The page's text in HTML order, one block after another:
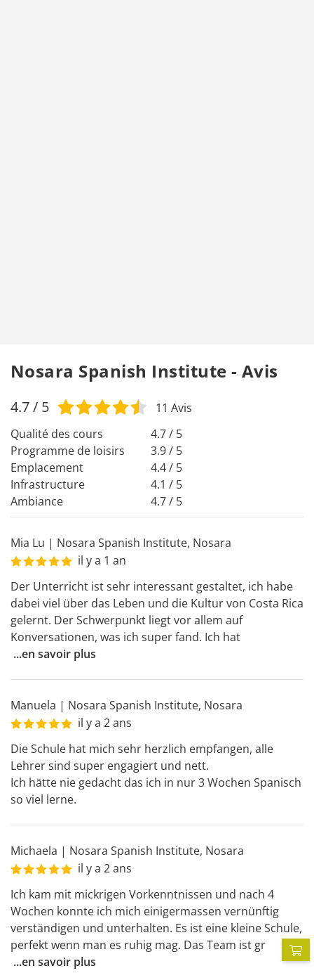
Nosara Spanish Institute - Avis
4.7/ 5 11 Avis
Qualité des cours
4.7 / 5
Programme de loisirs
3.9 / 5
Emplacement
4.4 / 5
Infrastructure
4.1 / 5
Ambiance
4.7 / 5
Mia Lu | Nosara Spanish Institute, Nosara
il y a 1 an
Der Unterricht ist sehr interessant gestaltet, ich habe
dabei viel über das Leben und die Kultur von Costa Rica
gelernt. Der Schwerpunkt liegt vor allem auf
Konversationen, was ich super fand. Ich hat
...en savoir plus
Manuela | Nosara Spanish Institute, Nosara
il y a 2 ans
Die Schule hat mich sehr herzlich empfangen, alle
Lehrer sind super engagiert und nett.
Ich hätte nie gedacht das ich in nur 3 Wochen Spanisch
so viel lerne.
Michaela | Nosara Spanish Institute, Nosara
il y a 2 ans
Ich kam mit mickrigen Vorkenntnissen und nach 4
Wochen konnte ich mich einigermassen vernünftig
verständigen und unterhalten. Es ist eine kleine Schule,
perfekt wenn man es ruhig mag. Das Team ist gr
...en savoir plus